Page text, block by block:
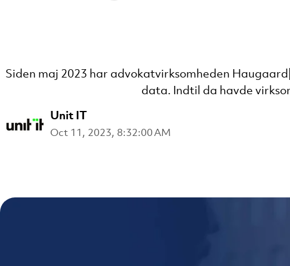
Siden maj 2023 har advokatvirksomheden
data. Indtil da havde
Unit IT
Oct 11, 2023, 8:32:00 AM